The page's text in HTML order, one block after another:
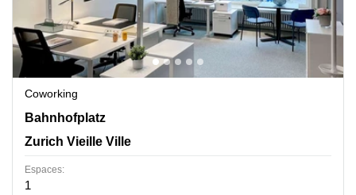
Coworking
Bahnhofplatz 1, Zurich Vieille Ville
Bahnhofplatz
Zurich Vieille Ville
Espaces:
1